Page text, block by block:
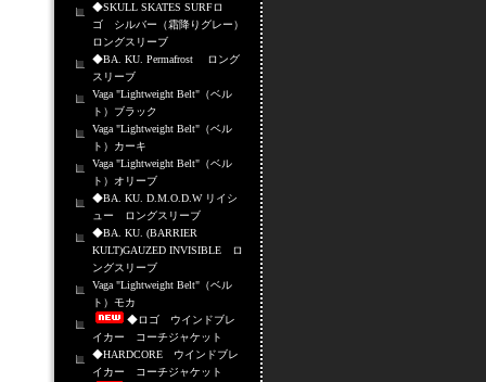
◆SKULL SKATES SURFロ
ゴ シルバー（霜降りグレー）
ロングスリーブ
◆BA. KU. Permafrost ロング
スリーブ
Vaga "Lightweight Belt"（ベル
ト）ブラック
Vaga "Lightweight Belt"（ベル
ト）カーキ
Vaga "Lightweight Belt"（ベル
ト）オリーブ
◆BA. KU. D.M.O.D.W リイシ
ュー ロングスリーブ
◆BA. KU. (BARRIER
KULT)GAUZED INVISIBLE ロ
ングスリーブ
Vaga "Lightweight Belt"（ベル
ト）モカ
◆ロゴ ウインドブレ
イカー コーチジャケット
◆HARDCORE ウインドブレ
イカー コーチジャケット